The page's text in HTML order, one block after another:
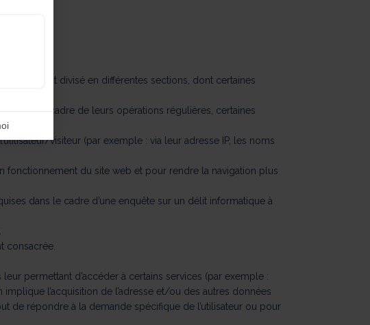
Le site est divisé en différentes sections, dont certaines
dans le cadre de leurs opérations régulières, certaines
visiteur (par exemple : via leur adresse IP, les noms
fonctionnement du site web et pour rendre la navigation plus
dans le cadre d’une enquête sur un délit informatique à
consacrée.
permettant d’accéder à certains services (par exemple :
l’acquisition de l’adresse et/ou des autres données
de répondre à la demande spécifique de l’utilisateur ou pour
permet d'adapter et de gérer vos paramètres de confidentialité, en garantissant